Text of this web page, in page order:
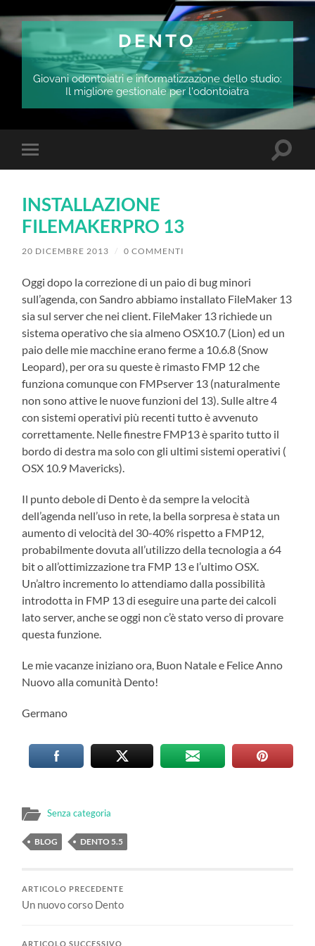
DENTO
Giovani odontoiatri e informatizzazione dello studio:
Il migliore gestionale per l'odontoiatra
Attiva/disattiva
il
dispositivi
mobili
INSTALLAZIONE
FILEMAKERPRO 13
20 DICEMBRE 2013 / 0 COMMENTI
Oggi dopo la correzione di un paio di bug minori
sull’agenda, con Sandro abbiamo installato FileMaker 13
sia sul server che nei client. FileMaker 13 richiede un
sistema operativo che sia almeno OSX10.7 (Lion) ed un
paio delle mie macchine erano ferme a 10.6.8 (Snow
Leopard), per ora su queste è rimasto FMP 12 che
funziona comunque con FMPserver 13 (naturalmente
non sono attive le nuove funzioni del 13). Sulle altre 4
con sistemi operativi più recenti tutto è avvenuto
correttamente. Nelle finestre FMP13 è sparito tutto il
bordo di destra ma solo con gli ultimi sistemi operativi (
OSX 10.9 Mavericks).
Il punto debole di Dento è da sempre la velocità
dell’agenda nell’uso in rete, la bella sorpresa è stata un
aumento di velocità del 30-40% rispetto a FMP12,
probabilmente dovuta all’utilizzo della tecnologia a 64
bit o all’ottimizzazione tra FMP 13 e l’ultimo OSX.
Un’altro incremento lo attendiamo dalla possibilità
introdotta in FMP 13 di eseguire una parte dei calcoli
lato server, anche se oggi non c’è stato verso di provare
questa funzione.
Le mie vacanze iniziano ora, Buon Natale e Felice Anno
Nuovo alla comunità Dento!
Germano
Senza categoria
BLOG DENTO 5.5
ARTICOLO PRECEDENTE
Un nuovo corso Dento
ARTICOLO SUCCESSIVO